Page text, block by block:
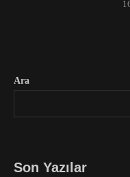
Ara
Son Yazılar